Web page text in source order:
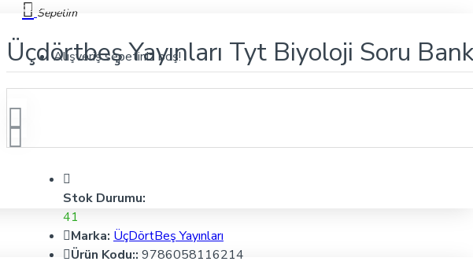
Sepetim
Alışveriş sepetiniz boş!
Üçdörtbeş Yayınları Tyt Biyoloji Soru Bankası
Üçdörtbeş Yayınları Tyt Biyoloji Soru
Stok Durumu:
41
Marka: ÜçDörtBeş Yayınları
Ürün Kodu:: 9786058116214